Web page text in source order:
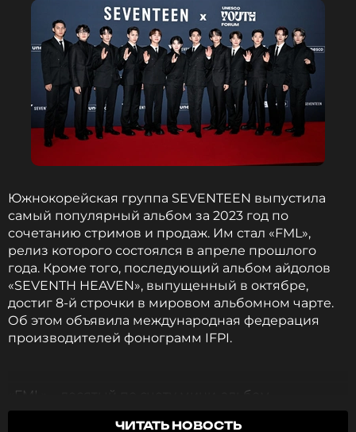
Южнокорейская группа SEVENTEEN выпустила
самый популярный альбом за 2023 год по
сочетанию стримов и продаж. Им стал «FML»,
релиз которого состоялся в апреле прошлого
года. Кроме того, последующий альбом айдолов
«SEVENTH HEAVEN», выпущенный в октябре,
достиг 8-й строчки в мировом альбомном чарте.
Об этом объявила международная федерация
производителей фонограмм IFPI.
«FML» – десятый по счету мини-альбом
SEVENTEEN. Пластинка сразу же завоевала
ЧИТАТЬ НОВОСТЬ